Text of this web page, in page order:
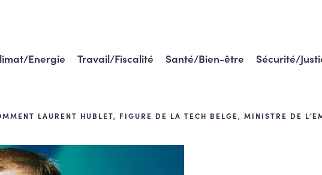
Energie Travail/Fiscalité Santé/Bien-être Sécurité/
LAURENT HUBLET, FIGURE DE LA TECH BELGE, MINISTRE DE